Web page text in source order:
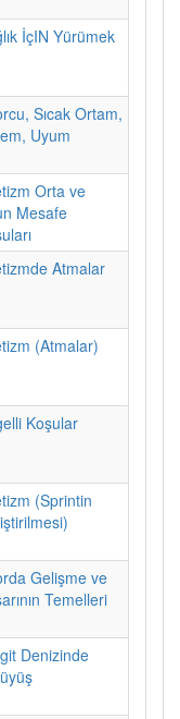
İçIN Yürümek
Sıcak Ortam,
Uyum
Orta ve
Mesafe
Atmalar
(Atmalar)
Koşular
(Sprintin
Gelişme ve
Temelleri
Denizinde